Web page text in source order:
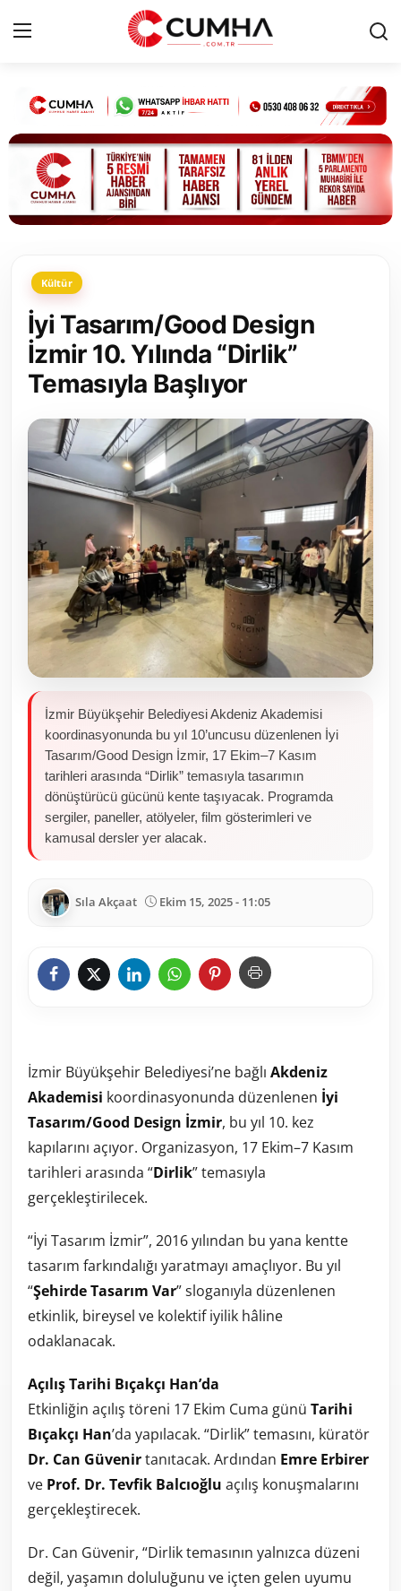
Kurumsal
Cumhurbaşkanlığı
Bakanlıklar
Siyasi Partiler
Yerel Yönetimler
Mülki İdare
Toplum ve Yaşam
Sivil Toplum Kuruluşları
Kamu Kurumları ve Üst Kurullar
Resmi Reklamlar
Kültür
İyi Tasarım/Good Design
İzmir 10. Yılında “Dirlik”
Temasıyla Başlıyor
İzmir Büyükşehir Belediyesi Akdeniz Akademisi
koordinasyonunda bu yıl 10’uncusu düzenlenen İyi
Tasarım/Good Design İzmir, 17 Ekim–7 Kasım
tarihleri arasında “Dirlik” temasıyla tasarımın
dönüştürücü gücünü kente taşıyacak. Programda
sergiler, paneller, atölyeler, film gösterimleri ve
kamusal dersler yer alacak.
Sıla Akçaat Ekim 15, 2025 - 11:05
İzmir Büyükşehir Belediyesi’ne bağlı Akdeniz
Akademisi koordinasyonunda düzenlenen İyi
Tasarım/Good Design İzmir, bu yıl 10. kez
kapılarını açıyor. Organizasyon, 17 Ekim–7 Kasım
tarihleri arasında “Dirlik” temasıyla
gerçekleştirilecek.
“İyi Tasarım İzmir”, 2016 yılından bu yana kentte
tasarım farkındalığı yaratmayı amaçlıyor. Bu yıl
“Şehirde Tasarım Var” sloganıyla düzenlenen
etkinlik, bireysel ve kolektif iyilik hâline
odaklanacak.
Açılış Tarihi Bıçakçı Han’da
Etkinliğin açılış töreni 17 Ekim Cuma günü Tarihi
Bıçakçı Han’da yapılacak. “Dirlik” temasını, küratör
Dr. Can Güvenirtanıtacak. Ardından Emre Erbirer
ve Prof. Dr. Tevfik Balcıoğlu açılış konuşmalarını
gerçekleştirecek.
Dr. Can Güvenir, “Dirlik temasının yalnızca düzeni
değil, yaşamın doluluğunu ve içten gelen uyumu